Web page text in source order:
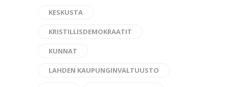
KESKUSTA
KRISTILLISDEMOKRAATIT
KUNNAT
LAHDEN KAUPUNGINVALTUUSTO